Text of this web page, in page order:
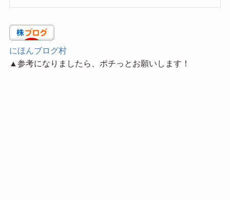
にほんブログ村
▲参考になりましたら、ポチっとお願いします！